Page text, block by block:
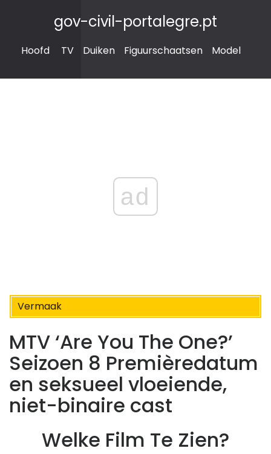
gov-civil-portalegre.pt
Hoofd TV Duiken Figuurschaatsen Model
ad
Vermaak
MTV ‘Are You The One?’
Seizoen 8 Premièredatum
en seksueel vloeiende,
niet-binaire cast
Welke Film Te Zien?